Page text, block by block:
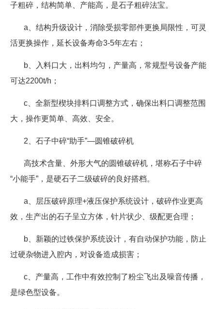
子粗碎，结构简单、产能高，是石子粗碎法宝。
a 、结构升级设计，消除受损零部件更换局限性，可灵
活更换操作，延长设备寿命3-5年左右；
b 、入料口大，出料均匀，产量高，常规型号设备产能
可达2200t/h ；
c 、全新型楔块排料口调整方式，确保出料口调整范围
大，操作更简单、高效、安全。
2 、石子中碎“助手”—圆锥破碎机
高技术含量、外形大气的圆锥破碎机，堪称石子中碎
“小能手”，是硬石子二级破碎的良好搭档。
a 、层压破碎原理+液压保护系统设计，破碎作业更高
效，生产出的石子呈立方体，针片状少、级配更合理；
b 、新颖的过铁保护系统设计，有自动保护功能，防止
过硬杂物进入腔内，对设备造成损害；
c 、产量高，工作中有效控制了粉尘飞出及噪音传播，
是绿色型设备。